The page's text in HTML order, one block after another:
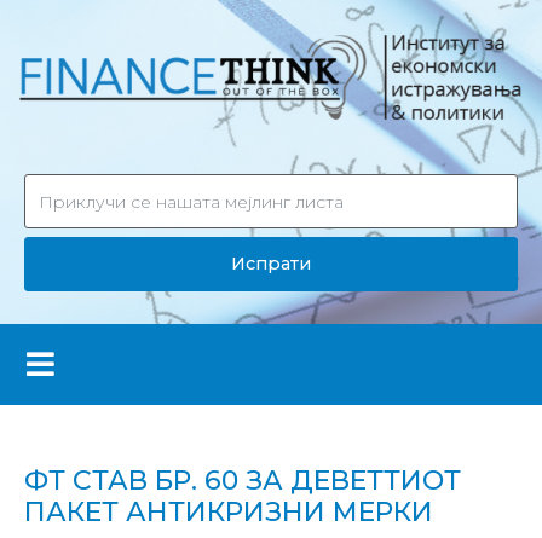
Испрати
ФТ СТАВ БР. 60 ЗА ДЕВЕТТИОТ
ПАКЕТ АНТИКРИЗНИ МЕРКИ